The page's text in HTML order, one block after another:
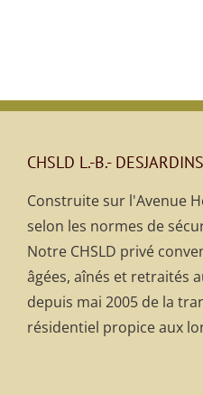
CHSLD L.-B.- DESJARDINS
Construite sur l'Avenue
selon les normes de
Notre CHSLD privé
âgées, aînés et retraités
depuis mai 2005 de la
résidentiel propice aux